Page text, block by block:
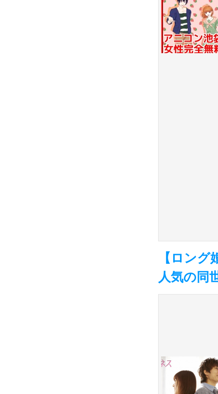
【ロン
人気の同